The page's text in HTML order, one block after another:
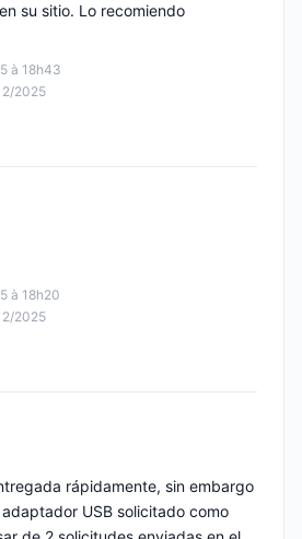
à 18h43
2025
su sitio. Lo recomiendo
à 18h20
2025
rápidamente, sin embargo
USB solicitado como